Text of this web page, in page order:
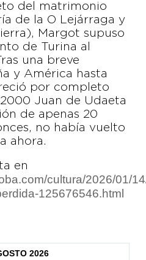
del matrimonio
de la O Lejárraga y
Margot supuso
de Turina al
una breve
y América hasta
por completo
Juan de Udaeta
de apenas 20
no había vuelto
ahora.
en
cultura/2026/01/
125676546.html
2026